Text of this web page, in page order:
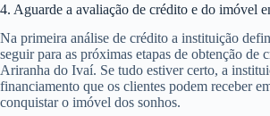
4. Aguarde a avaliação de crédito e do imóvel
Na primeira análise de crédito a instituição
seguir para as próximas etapas de obtenção de
Ariranha do Ivaí. Se tudo estiver certo, a
financiamento que os clientes podem receber
conquistar o imóvel dos sonhos.